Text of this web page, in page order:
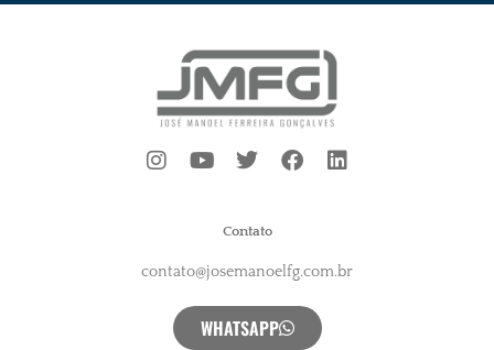
Contato
contato@josemanoelfg.com.br
WHATSAPP